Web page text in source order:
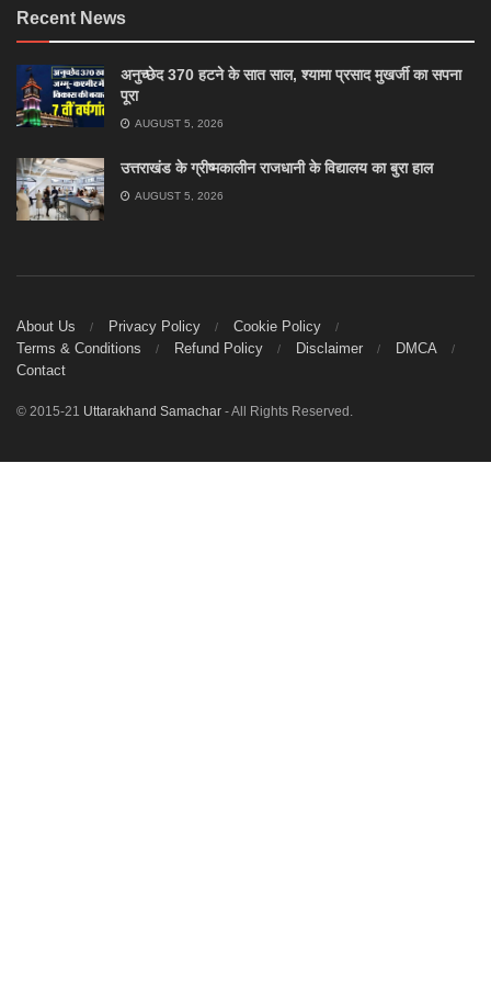
Recent News
अनुच्छेद 370 हटने के सात साल, श्यामा प्रसाद मुखर्जी का सपना
पूरा
AUGUST 5, 2026
उत्तराखंड के ग्रीष्मकालीन राजधानी के विद्यालय का बुरा हाल
AUGUST 5, 2026
About Us Privacy Policy
Cookie Policy
Terms & Conditions
Refund Policy Disclaimer
DMCA
Contact
© 2015-21 Uttarakhand Samachar - All Rights Reserved.